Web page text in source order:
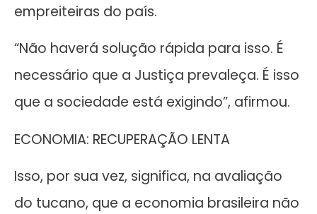
empreiteiras do país.
“Não haverá solução rápida para isso. É
necessário que a Justiça prevaleça. É isso
que a sociedade está exigindo”, afirmou.
ECONOMIA: RECUPERAÇÃO LENTA
Isso, por sua vez, significa, na avaliação
do tucano, que a economia brasileira não